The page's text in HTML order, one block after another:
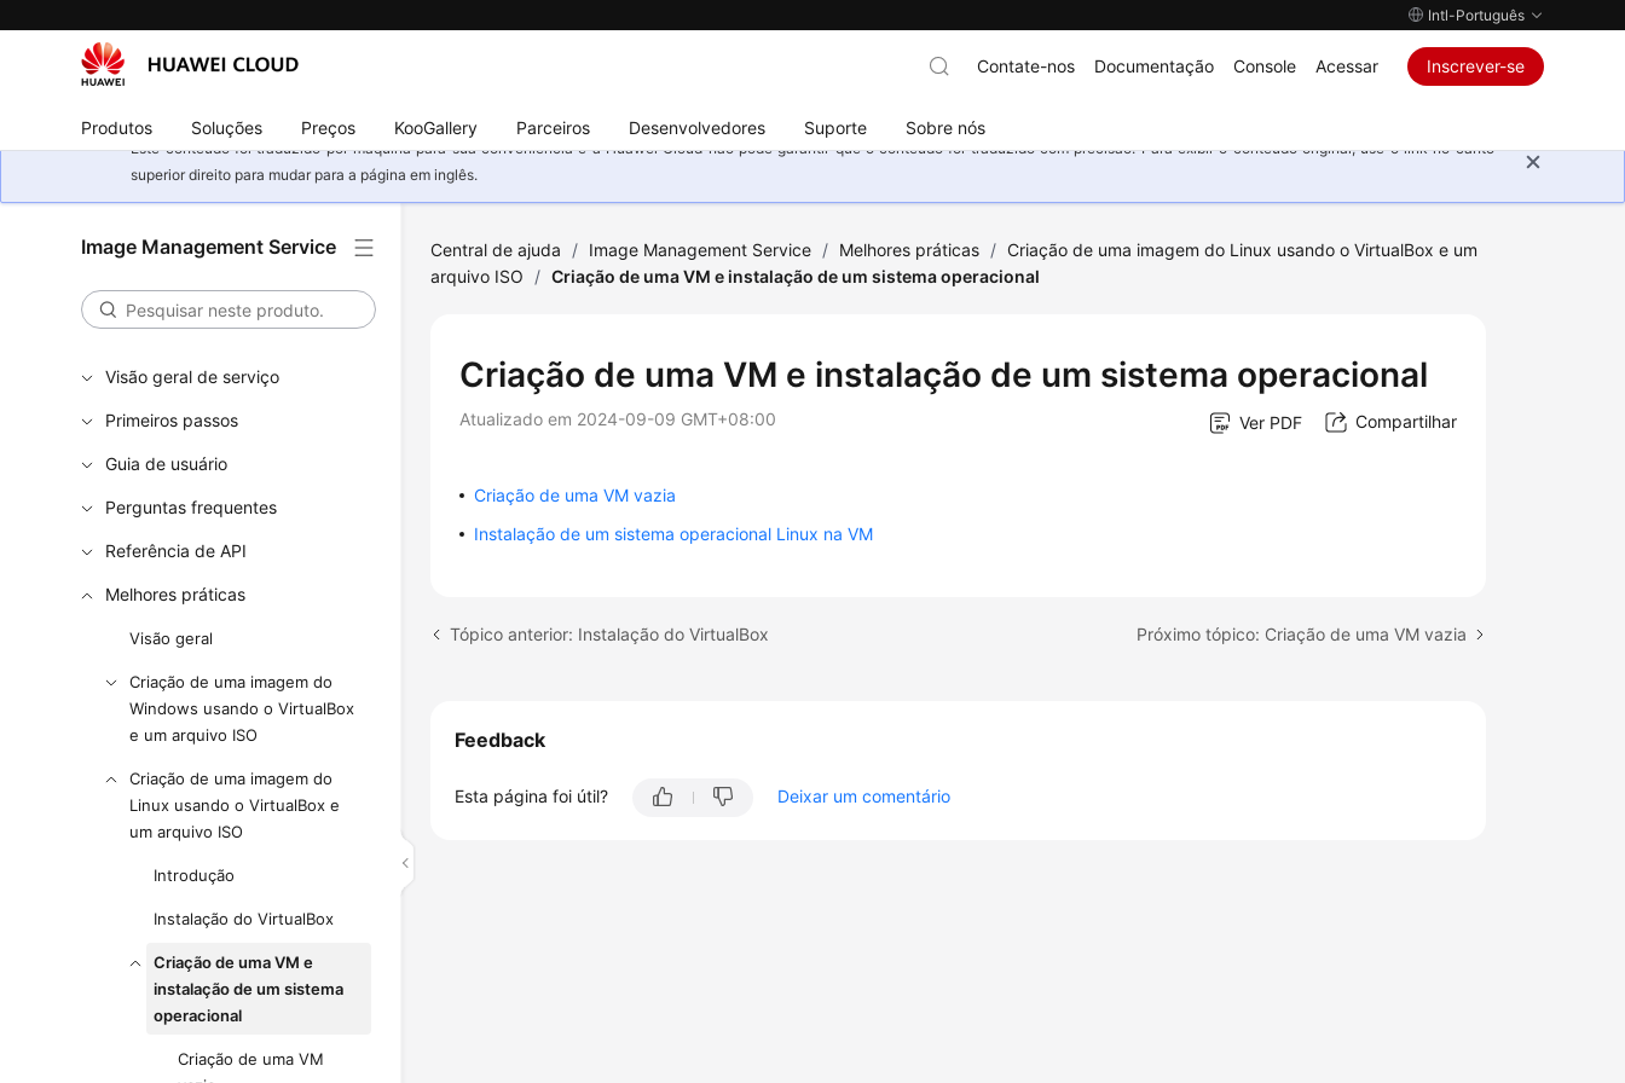
Intl-Português
Produtos Soluções Preços KooGallery Parceiros Desenvolvedores Suporte Sobre nós
Contate-nos Documentação Console Acessar Inscrever-se
Este conteúdo foi traduzido por máquina para sua conveniência e a Huawei Cloud não pode garantir que o conteúdo foi traduzido com precisão. Para exibir o conteúdo original, use o link no canto
superior direito para mudar para a página em inglês.
Image Management Service
Visão geral de serviço
Primeiros passos
Guia de usuário
Perguntas frequentes
Referência de API
Melhores práticas
Visão geral
Criação de uma imagem do
Windows usando o VirtualBox
e um arquivo ISO
Criação de uma imagem do
Linux usando o VirtualBox e
um arquivo ISO
Introdução
Instalação do VirtualBox
Criação de uma VM e
instalação de um sistema
operacional
Criação de uma VM
Central de ajuda / Image Management Service / Melhores práticas / Criação de uma imagem do Linux usando o VirtualBox e um
arquivo ISO
/ Criação de uma VM e instalação de um sistema operacional
Criação de uma VM e instalação de um sistema operacional
Atualizado em 2024-09-09 GMT+08:00 Ver PDF Compartilhar
Criação de uma VM vazia
Instalação de um sistema operacional Linux na VM
Tópico anterior: Instalação do VirtualBox Próximo tópico: Criação de uma VM vazia
Feedback
Esta página foi útil? Deixar um comentário